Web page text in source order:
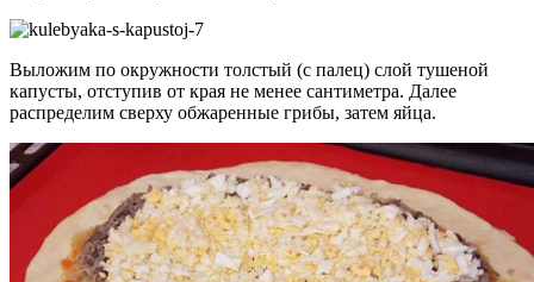
Выложим по окружности толстый (с палец) слой тушеной
капусты, отступив от края не менее сантиметра. Далее
распределим сверху обжаренные грибы, затем яйца.